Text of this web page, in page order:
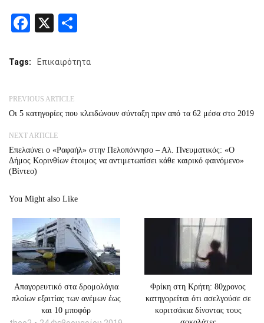
Facebook
X
Tags: Επικαιρότητα
PREVIOUS ARTICLE
Οι 5 κατηγορίες που κλειδώνουν σύνταξη πριν από τα 62 μέσα στο 2019
NEXT ARTICLE
Επελαύνει ο «Ραφαήλ» στην Πελοπόννησο – Αλ. Πνευματικός: «Ο
Δήμος Κορινθίων έτοιμος να αντιμετωπίσει κάθε καιρικό φαινόμενο»
(Βίντεο)
You Might also Like
Απαγορευτικό στα δρομολόγια
πλοίων εξαιτίας των ανέμων έως
και 10 μποφόρ
Φρίκη στη Κρήτη: 80χρονος
κατηγορείται ότι ασελγούσε σε
κοριτσάκια δίνοντας τους